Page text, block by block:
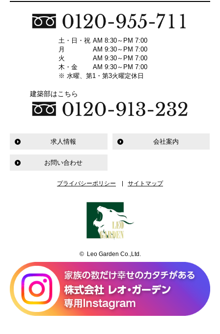
土・日・祝 AM 8:30～PM 7:00
月
AM 9:30～PM 7:00
火
AM 9:30～PM 7:00
木・金
AM 9:30～PM 7:00
※ 水曜、第1・第3火曜定休日
建築部はこちら
求人情報 会社案内
お問い合わせ
プライバシーポリシー サイトマップ
© Leo Garden Co.,Ltd.